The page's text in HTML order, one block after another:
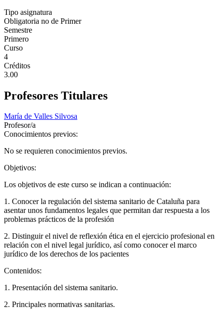
Tipo asignatura
Obligatoria no de Primer
Semestre
Primero
Curso
4
Créditos
3.00
Profesores Titulares
María de Valles Silvosa
Profesor/a
Conocimientos previos:
No se requieren conocimientos previos.
Objetivos:
Los objetivos de este curso se indican a continuación:
1. Conocer la regulación del sistema sanitario de Cataluña para
asentar unos fundamentos legales que permitan dar respuesta a los
problemas prácticos de la profesión
2. Distinguir el nivel de reflexión ética en el ejercicio profesional en
relación con el nivel legal jurídico, así como conocer el marco
jurídico de los derechos de los pacientes
Contenidos:
1. Presentación del sistema sanitario.
2. Principales normativas sanitarias.